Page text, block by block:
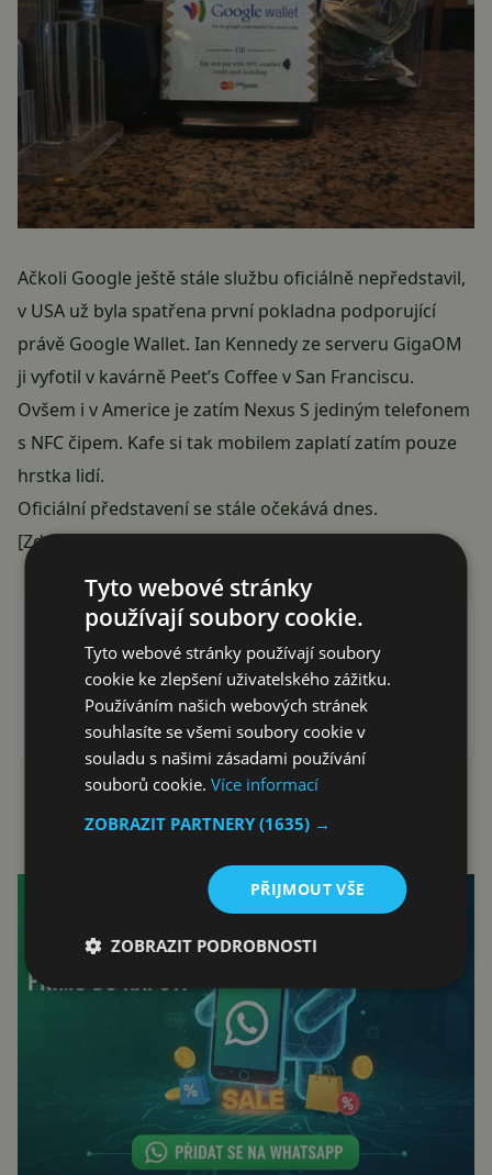
Ačkoli Google ještě stále službu oficiálně nepředstavil,
v USA už byla spatřena první pokladna podporující
právě Google Wallet. Ian Kennedy ze serveru GigaOM
ji vyfotil v kavárně Peet’s Coffee v San Franciscu.
Ovšem i v Americe je zatím Nexus S jediným telefonem
s NFC čipem. Kafe si tak mobilem zaplatí zatím pouze
hrstka lidí.
Oficiální představení se stále očekává dnes.
[Zdroj:GigaOM]
Přidat Svět Androida mezi preferované stránky na
Google
ať vám neunikne žádná Android novinka nebo sleva
Reklama
Tyto webové stránky
používají soubory cookie.
Tyto webové stránky používají soubory
cookie ke zlepšení uživatelského zážitku.
Používáním našich webových stránek
souhlasíte se všemi soubory cookie v
souladu s našimi zásadami používání
souborů cookie.Více informací
ZOBRAZIT PARTNERY(1635) →
PŘIJMOUT VŠE
ZOBRAZIT PODROBNOSTI